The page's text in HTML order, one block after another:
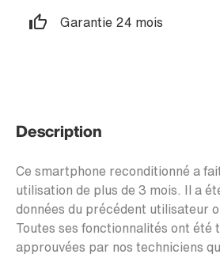
Garantie 24 mois
Description
Ce smartphone reconditionné a
utilisation de plus de 3 mois. Il a
données du précédent utilisateur
Toutes ses fonctionnalités ont été
approuvées par nos techniciens